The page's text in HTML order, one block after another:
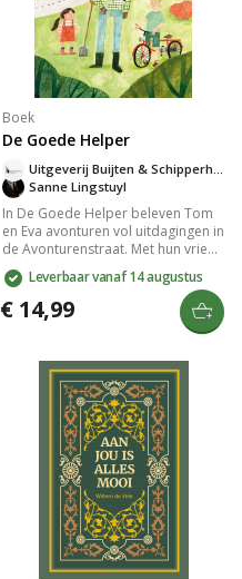
Boek
De Goede Helper
Sanne Lingstuyl
Uitgeverij Buijten & Schipperheijn
In De Goede Helper beleven Tom
en Eva avonturen vol uitdagingen in
de Avonturenstraat. Met hun vriend
Hans de Helper leren ze omgaan
met faalangst, pesten en verlies.
Dit boek biedt herkenbare
verhalen over moed, vriendschap
en zelfvertrouwen, ondersteund
Leverbaar vanaf 14 augustus
€ 14,99